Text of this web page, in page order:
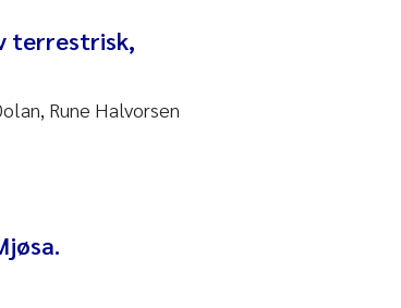
terrestrisk,
Rune Halvorsen